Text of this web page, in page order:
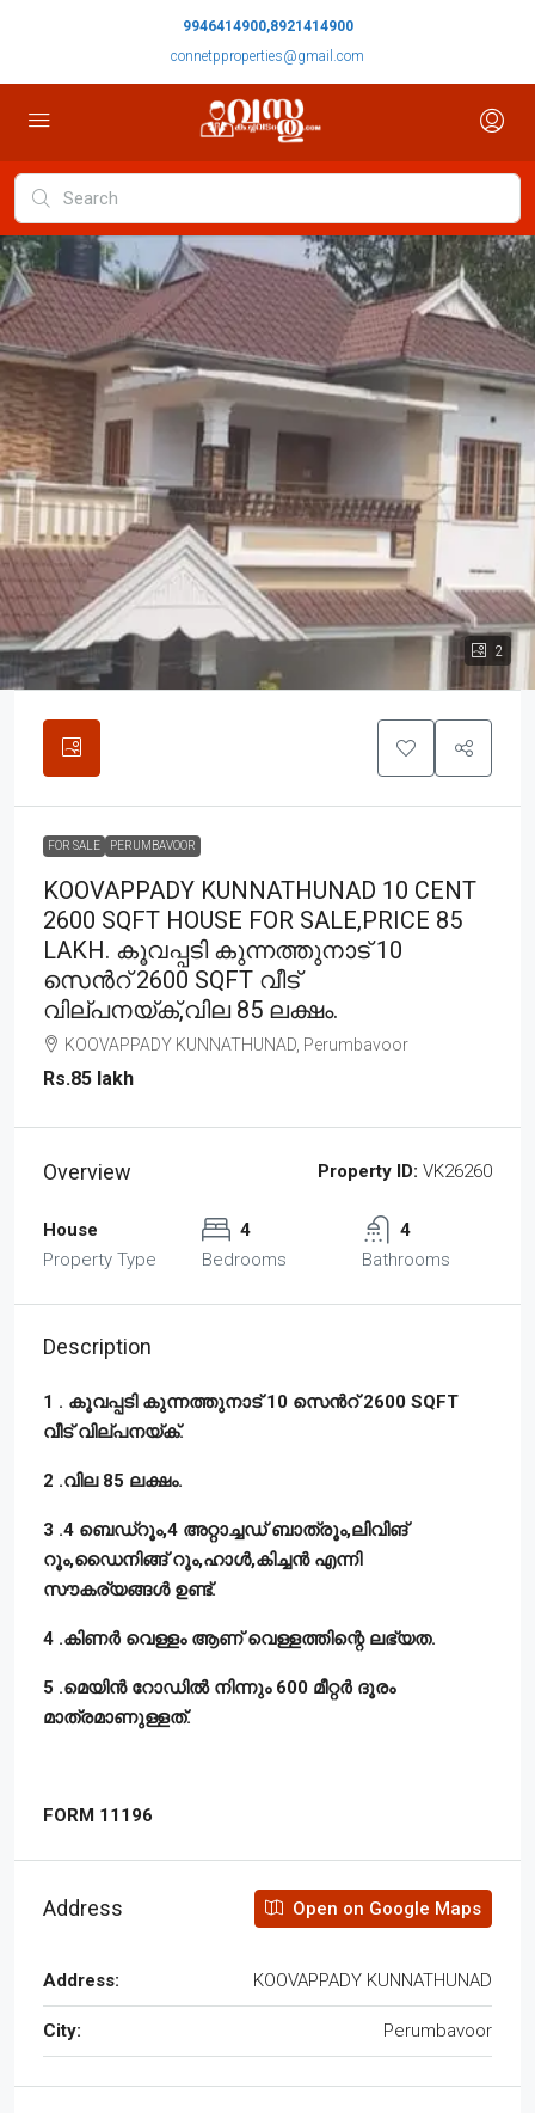
9946414900,8921414900
connetpproperties@gmail.com
2
FOR SALE PERUMBAVOOR
KOOVAPPADY KUNNATHUNAD 10 CENT
2600 SQFT HOUSE FOR SALE,PRICE 85
LAKH. കൂവപ്പടി കുന്നത്തുനാട് 10
സെൻറ് 2600 SQFT വീട്
വില്പനയ്ക്,വില 85 ലക്ഷം.
KOOVAPPADY KUNNATHUNAD, Perumbavoor
Rs.85 lakh
Overview Property ID: VK26260
House
Property Type
4
Bedrooms
4
Bathrooms
Description
1 . കൂവപ്പടി കുന്നത്തുനാട് 10 സെൻറ് 2600 SQFT
വീട് വില്പനയ്ക്.
2 .വില 85 ലക്ഷം.
3 .4 ബെഡ്‌റൂം,4 അറ്റാച്ചഡ് ബാത്രൂം,ലിവിങ്
റൂം,ഡൈനിങ്ങ് റൂം,ഹാൾ,കിച്ചൻ എന്നി
സൗകര്യങ്ങൾ ഉണ്ട്.
4 .കിണർ വെള്ളം ആണ് വെള്ളത്തിന്റെ ലഭ്യത.
5 .മെയിൻ റോഡിൽ നിന്നും 600 മീറ്റർ ദൂരം
മാത്രമാണുള്ളത്.
FORM 11196
Address Open on Google Maps
Address: KOOVAPPADY KUNNATHUNAD
City: Perumbavoor